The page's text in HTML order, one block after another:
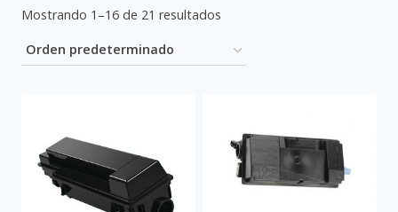
Mostrando 1–16 de 21 resultados